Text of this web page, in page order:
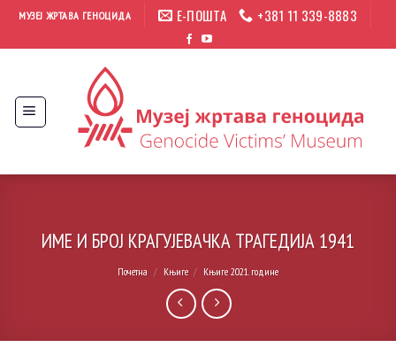
Прескочи
садржај
МУЗЕЈ ЖРТАВА ГЕНОЦИДА Е-ПОШТА +381 11 339-8883
ИМЕ И БРОЈ КРАГУЈЕВАЧКА ТРАГЕДИЈА 1941
Почетна / Књиге / Књиге 2021. године